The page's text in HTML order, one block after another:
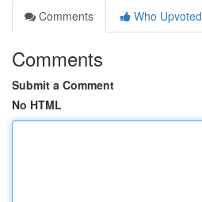
Comments
Who Upvoted
Comments
Submit a Comment
No HTML